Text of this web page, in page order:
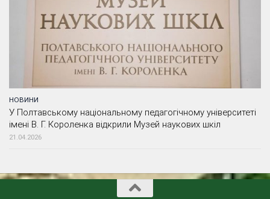
НОВИНИ
У Полтавському національному педагогічному університеті
імені В. Г. Короленка відкрили Музей наукових шкіл
21.04.2026